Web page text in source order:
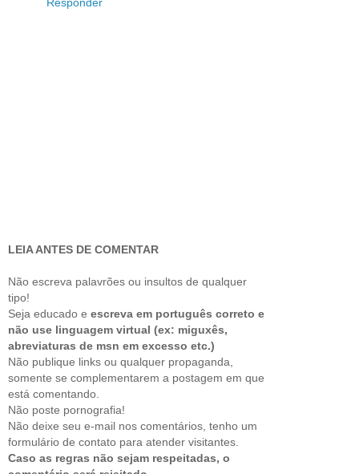
Responder
LEIA ANTES DE COMENTAR
Não escreva palavrões ou insultos de qualquer
tipo!
Seja educado e escreva em português correto e
não use linguagem virtual (ex: miguxês,
abreviaturas de msn em excesso etc.)
Não publique links ou qualquer propaganda,
somente se complementarem a postagem em que
está comentando.
Não poste pornografia!
Não deixe seu e-mail nos comentários, tenho um
formulário de contato para atender visitantes.
Caso as regras não sejam respeitadas, o